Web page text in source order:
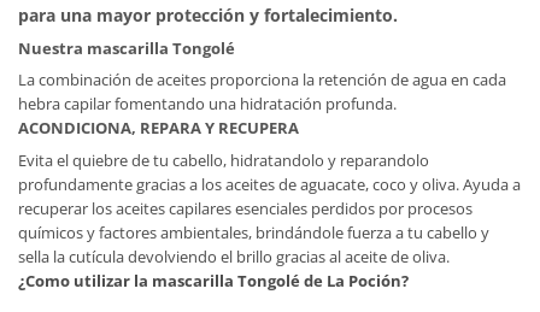
para una mayor protección y fortalecimiento.
Nuestra mascarilla Tongolé
La combinación de aceites proporciona la retención de agua en cada
hebra capilar fomentando una hidratación profunda.
ACONDICIONA, REPARA Y RECUPERA
Evita el quiebre de tu cabello, hidratandolo y reparandolo
profundamente gracias a los aceites de aguacate, coco y oliva. Ayuda a
recuperar los aceites capilares esenciales perdidos por procesos
químicos y factores ambientales, brindándole fuerza a tu cabello y
sella la cutícula devolviendo el brillo gracias al aceite de oliva.
¿Como utilizar la mascarilla Tongolé de La Poción?